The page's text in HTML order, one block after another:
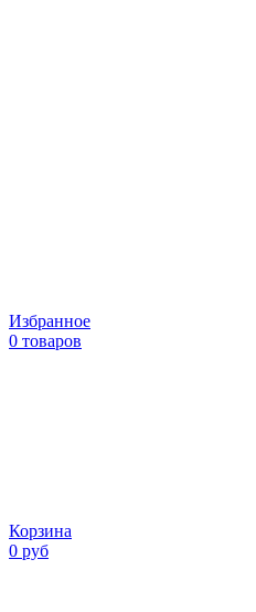
Избранное
0 товаров
Корзина
0 руб